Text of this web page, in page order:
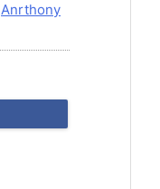
Anrthony